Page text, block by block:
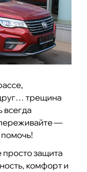
трещина
всегда
—
защита
комфорт и